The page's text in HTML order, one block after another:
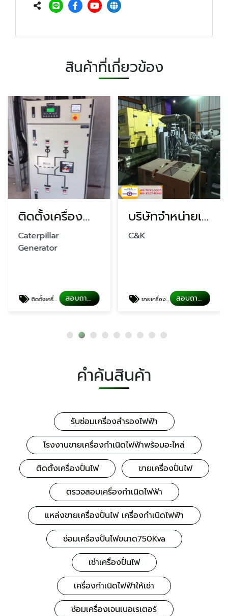
สินค้าที่เกี่ยวข้อง
ติดตั้งเครื่องกำเนิดไฟฟ้า นครปฐม
Caterpillar
Generator
ติดตั้งเครื่องปั่นไฟ สอบถามราคา
บริษัทจำหน่ายเครื่องกำเนิดไฟฟ้า
C&K
ขายเครื่องปั่นไฟ สอบถามราคา
คำค้นสินค้า
รับซ่อมเครื่องสำรองไฟฟ้า
โรงงานขายเครื่องกำเนิดไฟฟ้าพร้อมอะไหล่
ติดตั้งเครื่องปั่นไฟ
ขายเครื่องปั่นไฟ
ตรวจสอบเครื่องกำเนิดไฟฟ้า
แหล่งขายเครื่องปั่นไฟ เครื่องกำเนิดไฟฟ้า
ซ่อมเครื่องปั่นไฟขนาด750Kva
เช่าเครื่องปั่นไฟ
เครื่องกำเนิดไฟฟ้าให้เช่า
ซ่อมเครื่องเจนเนอเรเตอร์